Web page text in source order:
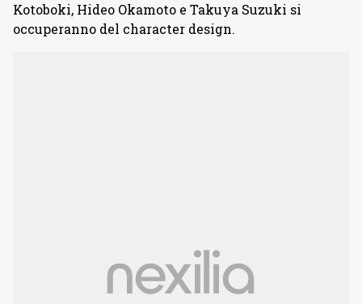
Kotoboki, Hideo Okamoto e Takuya Suzuki si
occuperanno del character design.